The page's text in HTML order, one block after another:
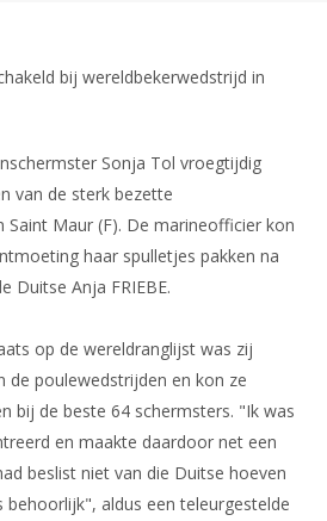
bij wereldbekerwedstrijd in
Sonja Tol vroegtijdig
van de sterk bezette
Saint Maur (F). De marineofficier kon
haar spulletjes pakken na
Duitse Anja FRIEBE.
op de wereldranglijst was zij
de poulewedstrijden en kon ze
bij de beste 64 schermsters. "Ik was
en maakte daardoor net een
beslist niet van die Duitse hoeven
behoorlijk", aldus een teleurgestelde